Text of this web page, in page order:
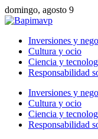
domingo, agosto 9
Inversiones y
Cultura y ocio
Ciencia y
Responsabilidad
Inversiones y
Cultura y ocio
Ciencia y
Responsabilidad